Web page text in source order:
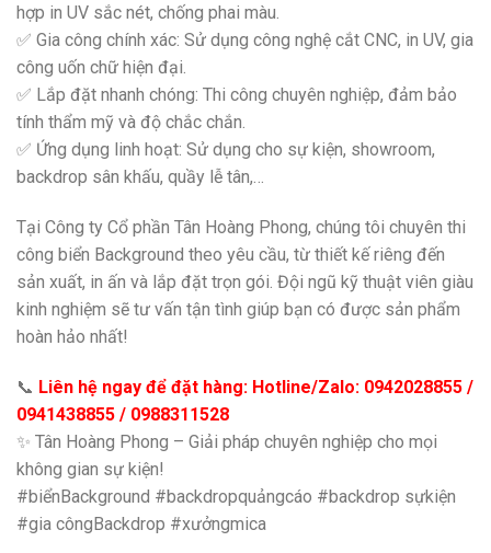
hợp in UV sắc nét, chống phai màu.
✅ Gia công chính xác: Sử dụng công nghệ cắt CNC, in UV, gia
công uốn chữ hiện đại.
✅ Lắp đặt nhanh chóng: Thi công chuyên nghiệp, đảm bảo
tính thẩm mỹ và độ chắc chắn.
✅ Ứng dụng linh hoạt: Sử dụng cho sự kiện, showroom,
backdrop sân khấu, quầy lễ tân,…
Tại Công ty Cổ phần Tân Hoàng Phong, chúng tôi chuyên thi
công biển Background theo yêu cầu, từ thiết kế riêng đến
sản xuất, in ấn và lắp đặt trọn gói. Đội ngũ kỹ thuật viên giàu
kinh nghiệm sẽ tư vấn tận tình giúp bạn có được sản phẩm
hoàn hảo nhất!
📞 Liên hệ ngay để đặt hàng: Hotline/Zalo: 0942028855 /
0941438855 / 0988311528
✨ Tân Hoàng Phong – Giải pháp chuyên nghiệp cho mọi
không gian sự kiện!
#biểnBackground #backdropquảngcáo #backdrop sựkiện
#gia côngBackdrop #xưởngmica